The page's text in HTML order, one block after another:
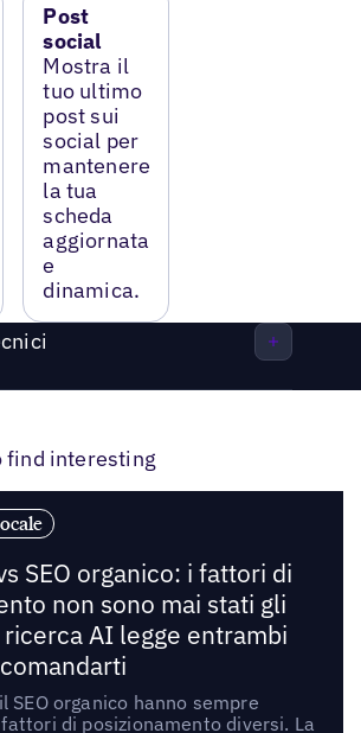
Post
social
Mostra il
tuo ultimo
post sui
social per
mantenere
la tua
scheda
aggiornata
e
dinamica.
find interesting
SEO organico: i fattori di
non sono mai stati gli
ricerca AI legge entrambi
SEO organico hanno sempre
di posizionamento diversi. La